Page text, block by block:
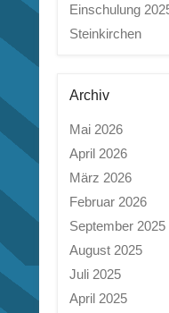
Einschulung
Steinkirchen
Archiv
Mai 2026
April 2026
März 2026
Februar 2026
September 2025
August 2025
Juli 2025
April 2025